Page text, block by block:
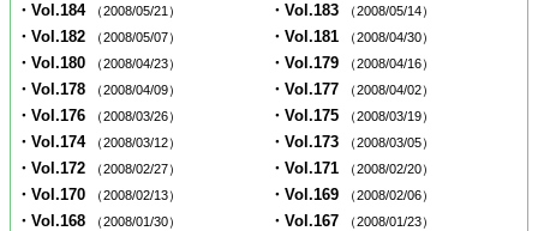
・Vol.184 （2008/05/21） ・Vol.183 （2008/05/14）
・Vol.182 （2008/05/07） ・Vol.181 （2008/04/30）
・Vol.180 （2008/04/23） ・Vol.179 （2008/04/16）
・Vol.178 （2008/04/09） ・Vol.177 （2008/04/02）
・Vol.176 （2008/03/26） ・Vol.175 （2008/03/19）
・Vol.174 （2008/03/12） ・Vol.173 （2008/03/05）
・Vol.172 （2008/02/27） ・Vol.171 （2008/02/20）
・Vol.170 （2008/02/13） ・Vol.169 （2008/02/06）
・Vol.168 （2008/01/30） ・Vol.167 （2008/01/23）